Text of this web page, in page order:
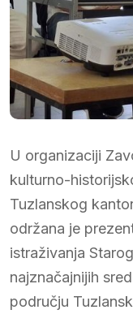
U organizaciji
kulturno-
Tuzlanskog
održana je
istraživanja
najznačajnijih
području